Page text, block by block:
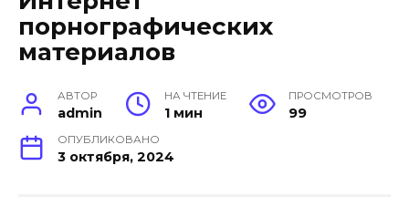
порнографических
материалов
АВТОР
admin
НА ЧТЕНИЕ
1 мин
ПРОСМОТРОВ
99
ОПУБЛИКОВАНО
3 октября, 2024